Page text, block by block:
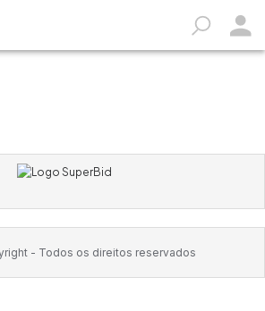
- Todos os direitos reservados